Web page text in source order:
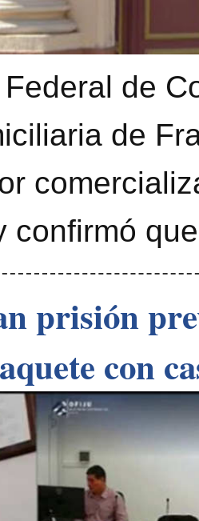
de
de
confirmó
prisión
con